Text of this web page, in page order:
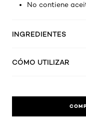
No contiene
INGREDIENTES
CÓMO UTILIZAR